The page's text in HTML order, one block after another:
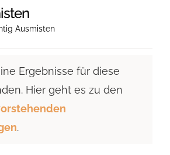
Ausmisten
Ergebnisse für diese
Hier geht es zu den
.